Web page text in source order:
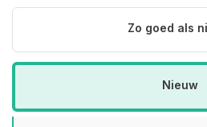
Zo goed als
Nieuw